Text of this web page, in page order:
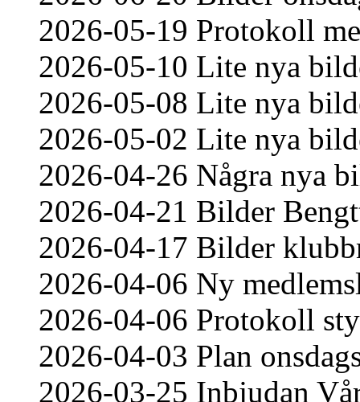
2026-05-19 Protokoll
2026-05-10 Lite nya
2026-05-08 Lite nya
2026-05-02 Lite nya
2026-04-26 Några nya
2026-04-21 Bilder
2026-04-17 Bilder
2026-04-06 Ny
2026-04-06 Protokoll
2026-04-03 Plan
2026-03-25 Inbjudan